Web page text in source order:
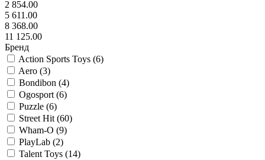
2 854.00
5 611.00
8 368.00
11 125.00
Бренд
Action Sports Toys (6)
Aero (3)
Bondibon (4)
Ogosport (6)
Puzzle (6)
Street Hit (60)
Wham-O (9)
PlayLab (2)
Talent Toys (14)